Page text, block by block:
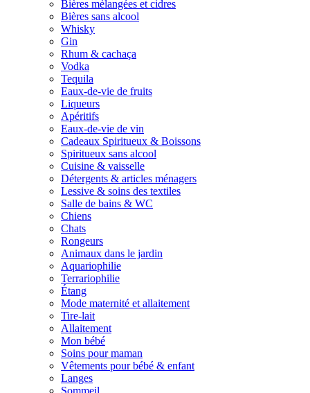
Bières mèlangées et cidres
Bières sans alcool
Whisky
Gin
Rhum & cachaça
Vodka
Tequila
Eaux-de-vie de fruits
Liqueurs
Apéritifs
Eaux-de-vie de vin
Cadeaux Spiritueux & Boissons
Spiritueux sans alcool
Cuisine & vaisselle
Détergents & articles ménagers
Lessive & soins des textiles
Salle de bains & WC
Chiens
Chats
Rongeurs
Animaux dans le jardin
Aquariophilie
Terrariophilie
Étang
Mode maternité et allaitement
Tire-lait
Allaitement
Mon bébé
Soins pour maman
Vêtements pour bébé & enfant
Langes
Sommeil